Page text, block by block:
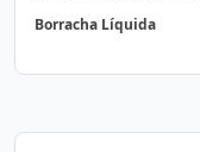
Borracha Líquida